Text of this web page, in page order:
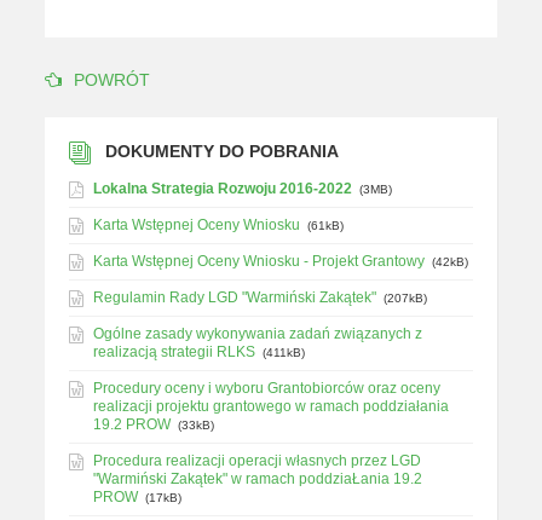
POWRÓT
DOKUMENTY DO POBRANIA
Lokalna Strategia Rozwoju 2016-2022 (3MB)
Karta Wstępnej Oceny Wniosku (61kB)
Karta Wstępnej Oceny Wniosku - Projekt Grantowy (42kB)
Regulamin Rady LGD "Warmiński Zakątek" (207kB)
Ogólne zasady wykonywania zadań związanych z
realizacją strategii RLKS (411kB)
Procedury oceny i wyboru Grantobiorców oraz oceny
realizacji projektu grantowego w ramach poddziałania
19.2 PROW (33kB)
Procedura realizacji operacji własnych przez LGD
"Warmiński Zakątek" w ramach poddziaŁania 19.2
PROW (17kB)